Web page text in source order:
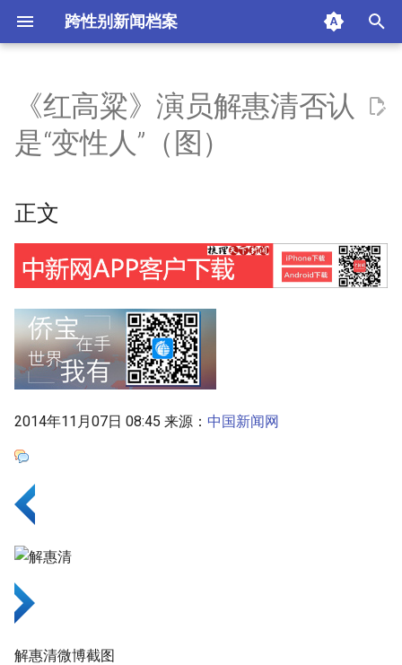
跨性别新闻档案
t
a
i
i
n
g
s
a
r
h
正文
附加信息 [Processed Page
《红高粱》演员解惠清否认
是“变性人”（图）
正文
2014年11月07日 08:45 来源： 中国新闻网
解惠清微博截图